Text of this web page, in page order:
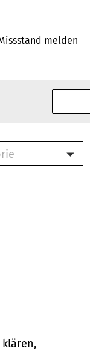
melden
(RTF)
(PDF)
klären,